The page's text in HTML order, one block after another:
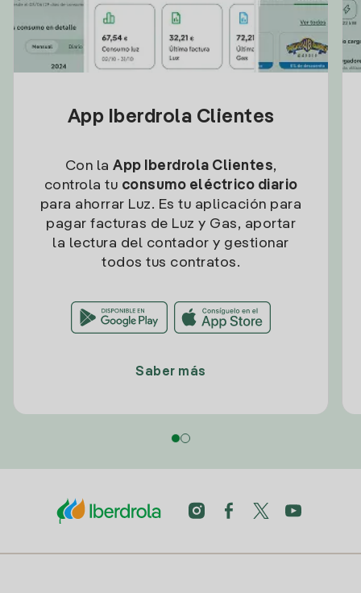
App Iberdrola Clientes
Con la App Iberdrola Clientes,
controla tu consumo eléctrico diario
para ahorrar Luz. Es tu aplicación para
pagar facturas de Luz y Gas, aportar
la lectura del contador y gestionar
todos tus contratos.
Saber más